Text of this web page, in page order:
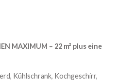
MAXIMUM – 22 m² plus eine
Kühlschrank, Kochgeschirr,